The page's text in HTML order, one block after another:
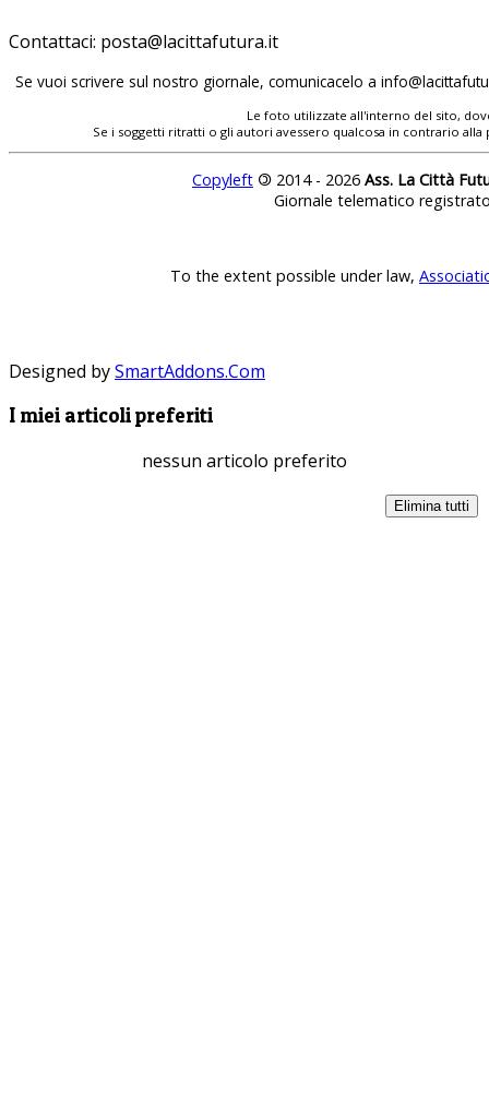
Contattaci:
Se vuoi scrivere sul nostro giornale, comunicacelo a
Le foto utilizzate all'interno del sito,
Se i soggetti ritratti o gli autori avessero qualcosa in contrario
Copyleft © 2014 - 2026 Ass. La Città
Giornale telematico
To the extent possible under law,
Designed bySmartAddons.Com
I miei articoli preferiti
nessun articolo preferito